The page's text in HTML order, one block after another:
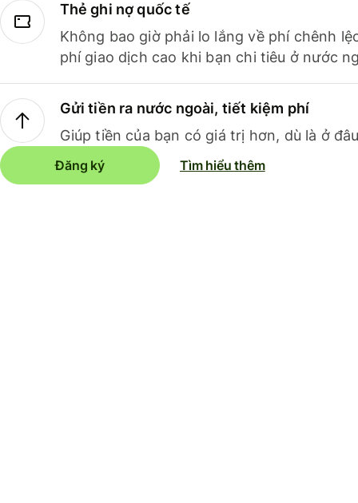
Thẻ ghi nợ quốc tế
Không bao giờ phải lo lắng về phí chênh
phí giao dịch cao khi bạn chi tiêu ở nước
Gửi tiền ra nước ngoài, tiết kiệm phí
Giúp tiền của bạn có giá trị hơn, dù là ở
Đăng ký Tìm hiểu thêm